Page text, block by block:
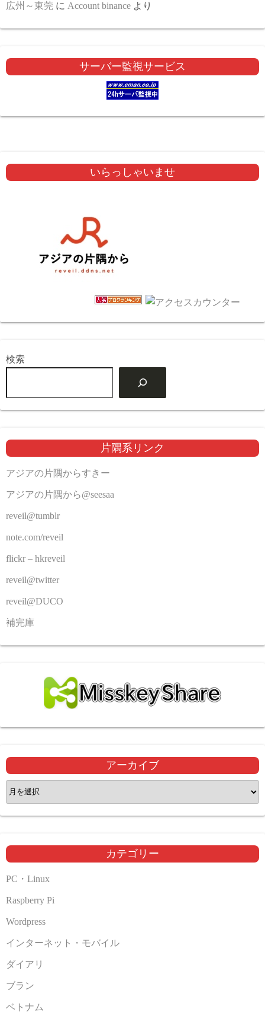
広州～東莞 に Account binance より
サーバー監視サービス
いらっしゃいませ
検索
片隅系リンク
アジアの片隅からすきー
アジアの片隅から@seesaa
reveil@tumblr
note.com/reveil
flickr – hkreveil
reveil@twitter
reveil@DUCO
補完庫
アーカイブ
ア
ー
カ
ブ
カテゴリー
PC・Linux
Raspberry Pi
Wordpress
インターネット・モバイル
ダイアリ
ブラン
ベトナム